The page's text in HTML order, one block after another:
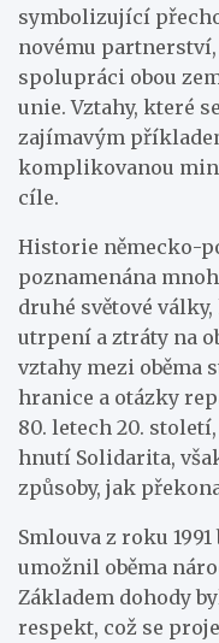
symbolizující
novému
spolupráci obou
unie. Vztahy, které
zajímavým
komplikovanou
cíle.
Historie německo-
poznamenána
druhé světové
utrpení a ztráty na
vztahy mezi oběma
hranice a otázky
80. letech 20.
hnutí Solidarita,
způsoby, jak
Smlouva z roku
umožnil oběma
Základem dohody
respekt, což se